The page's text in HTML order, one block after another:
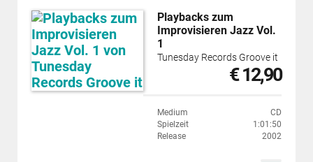
Playbacks zum
Improvisieren Jazz Vol.
1
Tunesday Records Groove it
€ 12,90
Medium
CD
Spielzeit
1:01:50
Release
2002